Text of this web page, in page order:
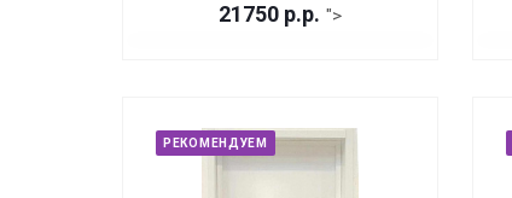
21750 р.р. ">
РЕКОМЕНДУЕМ